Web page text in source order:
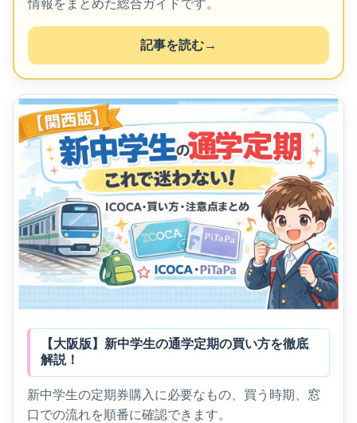
情報をまとめた総合ガイドです。
記事を読む→
【大阪版】新中学生の通学定期の買い方を徹底
解説！
新中学生の定期券購入に必要なもの、買う時期、窓
口での流れを順番に確認できます。